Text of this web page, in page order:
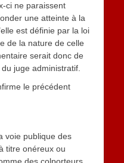
ci ne paraissent
une atteinte à la
est définie par la loi
de la nature de celle
serait donc de
juge administratif.
le précédent
voie publique des
titre onéreux ou